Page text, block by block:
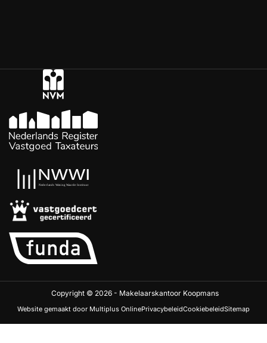
Copyright © 2026 - Makelaarskantoor Koopmans
Website gemaakt door Multiplus OnlinePrivacybeleidCookiebeleidSitemap